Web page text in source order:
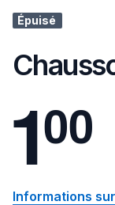
Épuisé
100
Informations